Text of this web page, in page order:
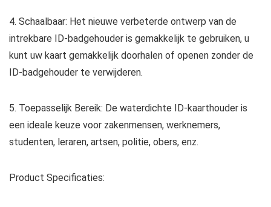
4. Schaalbaar: Het nieuwe verbeterde ontwerp van de
intrekbare ID-badgehouder is gemakkelijk te gebruiken, u
kunt uw kaart gemakkelijk doorhalen of openen zonder de
ID-badgehouder te verwijderen.
5. Toepasselijk Bereik: De waterdichte ID-kaarthouder is
een ideale keuze voor zakenmensen, werknemers,
studenten, leraren, artsen, politie, obers, enz.
Product Specificaties: